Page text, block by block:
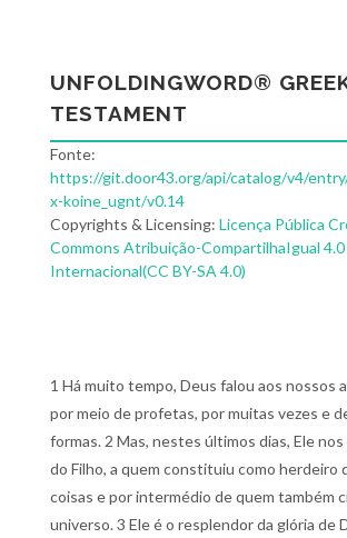
UNFOLDINGWORD®
TESTAMENT
Fonte:
https://git.door43.org/api/catalog/v4/
x-koine_ugnt/v0.14
Copyrights & Licensing: Licença Pública
Commons Atribuição-CompartilhaIgual 4.0
Internacional(CC BY-SA 4.0)
1 Há muito tempo, Deus falou aos nossos
por meio de profetas, por muitas vezes e
formas. 2 Mas, nestes últimos dias, Ele
do Filho, a quem constituiu como herdeiro
coisas e por intermédio de quem também
universo. 3 Ele é o resplendor da glória de